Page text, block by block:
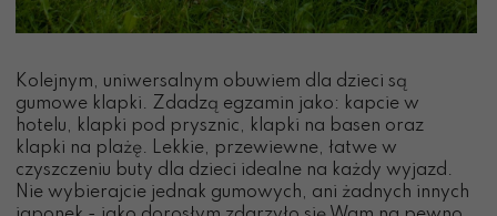
Kolejnym, uniwersalnym obuwiem dla dzieci są
gumowe klapki. Zdadzą egzamin jako: kapcie w
hotelu, klapki pod prysznic, klapki na basen oraz
klapki na plażę. Lekkie, przewiewne, łatwe w
czyszczeniu buty dla dzieci idealne na każdy wyjazd.
Nie wybierajcie jednak gumowych, ani żadnych innych